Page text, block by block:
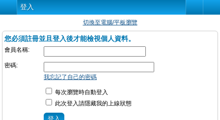
登入
切換至電腦/平板瀏覽
您必須註冊並且登入後才能檢視個人資料。
會員名稱:
密碼:
我忘記了自己的密碼
每次瀏覽時自動登入
此次登入請隱藏我的上線狀態